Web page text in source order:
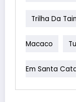
Trilha Da
Macaco
Em Santa